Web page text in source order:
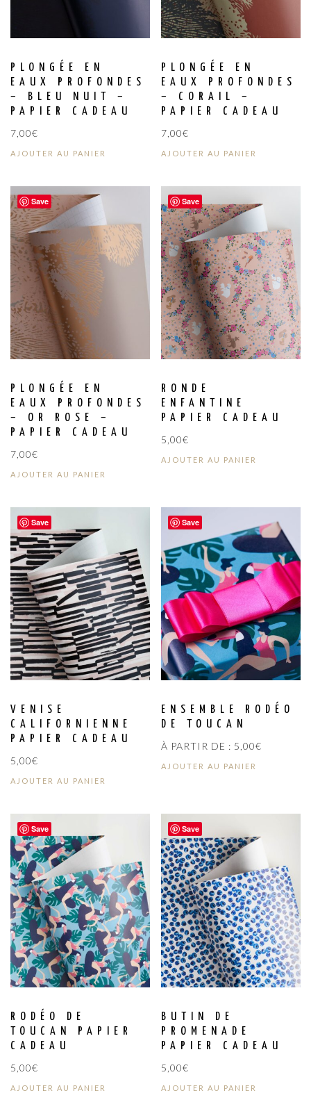
PLONGÉE EN
EAUX PROFONDES
– BLEU NUIT –
PAPIER CADEAU
7,00€
AJOUTER AU PANIER
PLONGÉE EN
EAUX PROFONDES
– CORAIL –
PAPIER CADEAU
7,00€
AJOUTER AU PANIER
Save
PLONGÉE EN
EAUX PROFONDES
– OR ROSE –
PAPIER CADEAU
7,00€
AJOUTER AU PANIER
Save
RONDE
ENFANTINE
PAPIER CADEAU
5,00€
AJOUTER AU PANIER
Save
VENISE
CALIFORNIENNE
PAPIER CADEAU
5,00€
AJOUTER AU PANIER
Save
ENSEMBLE RODÉO
DE TOUCAN
À PARTIR DE : 5,00€
AJOUTER AU PANIER
Save
RODÉO DE
TOUCAN PAPIER
CADEAU
5,00€
AJOUTER AU PANIER
Save
BUTIN DE
PROMENADE
PAPIER CADEAU
5,00€
AJOUTER AU PANIER